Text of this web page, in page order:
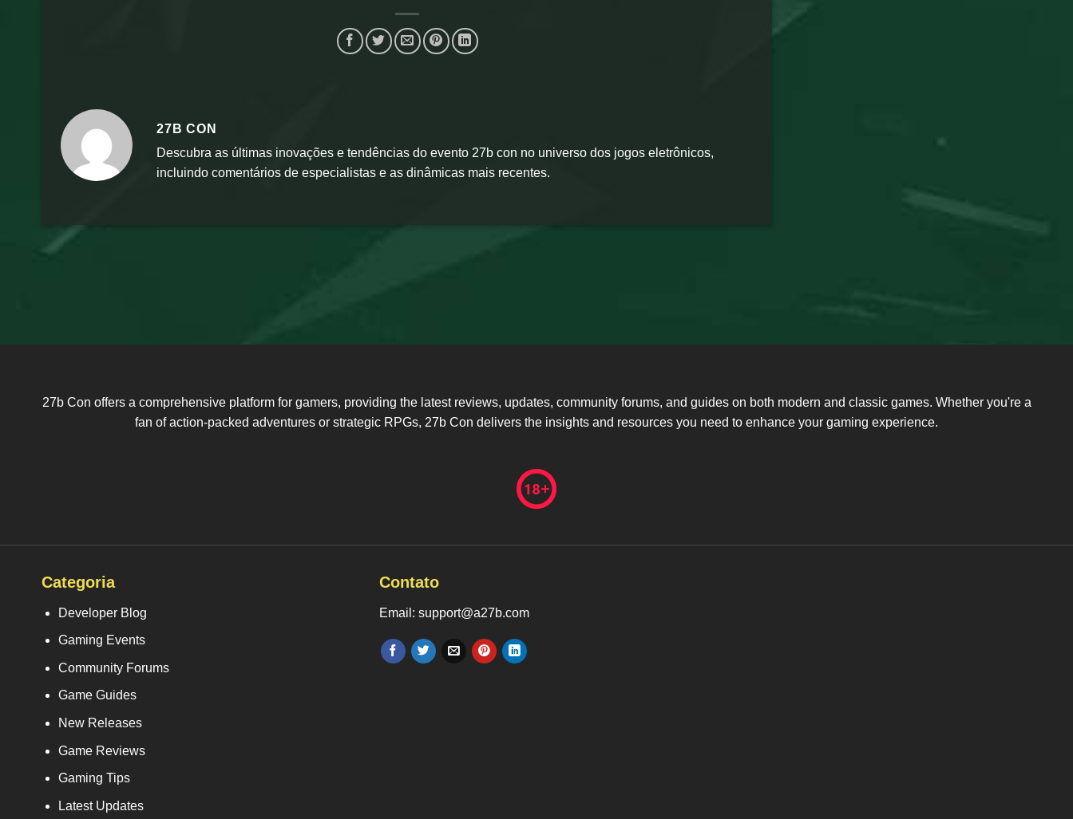
27B CON
Descubra as últimas inovações e tendências do evento 27b con no universo dos jogos eletrônicos,
incluindo comentários de especialistas e as dinâmicas mais recentes.
27b Con offers a comprehensive platform for gamers, providing the latest reviews, updates, community forums, and guides on both modern and classic games. Whether you're a
fan of action-packed adventures or strategic RPGs, 27b Con delivers the insights and resources you need to enhance your gaming experience.
Categoria
Developer Blog
Gaming Events
Community Forums
Game Guides
New Releases
Game Reviews
Gaming Tips
Latest Updates
Contato
Email: support@a27b.com